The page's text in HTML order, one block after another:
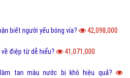
biết người yếu bóng vía? 42,098,000
điệp từ dễ hiểu? 41,071,000
tan màu nước bị khô hiệu quả?